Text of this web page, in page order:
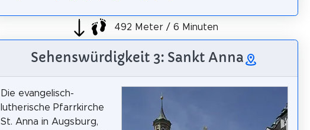
492 Meter / 6 Minuten
Sehenswürdigkeit 3: Sankt Anna
Die evangelisch-
lutherische Pfarrkirche
St. Anna in Augsburg,